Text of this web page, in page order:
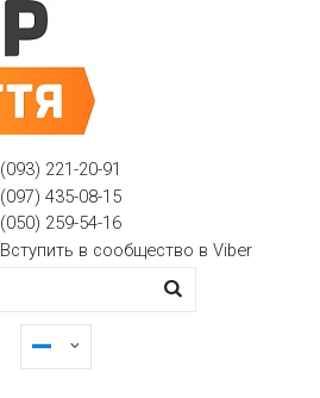
(093) 221-20-91
(097) 435-08-15
(050) 259-54-16
Вступить в сообщество в Viber